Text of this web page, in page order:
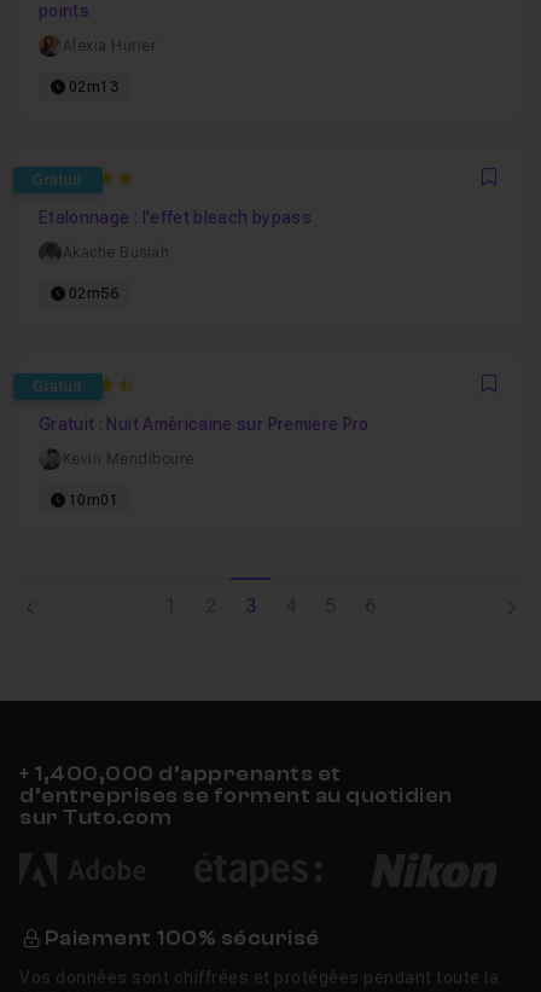
points
Alexia Hurier
02m13
Gratuit
5
Etalonnage : l'effet bleach bypass
Akache Busiah
02m56
Gratuit
4.8888888888889
Gratuit : Nuit Américaine sur Premiere Pro
Kevin Mendiboure
10m01
3
+ 1,400,000 d’apprenants et
d’entreprises se forment au quotidien
sur Tuto.com
Paiement 100% sécurisé
Vos données sont chiffrées et protégées pendant toute la